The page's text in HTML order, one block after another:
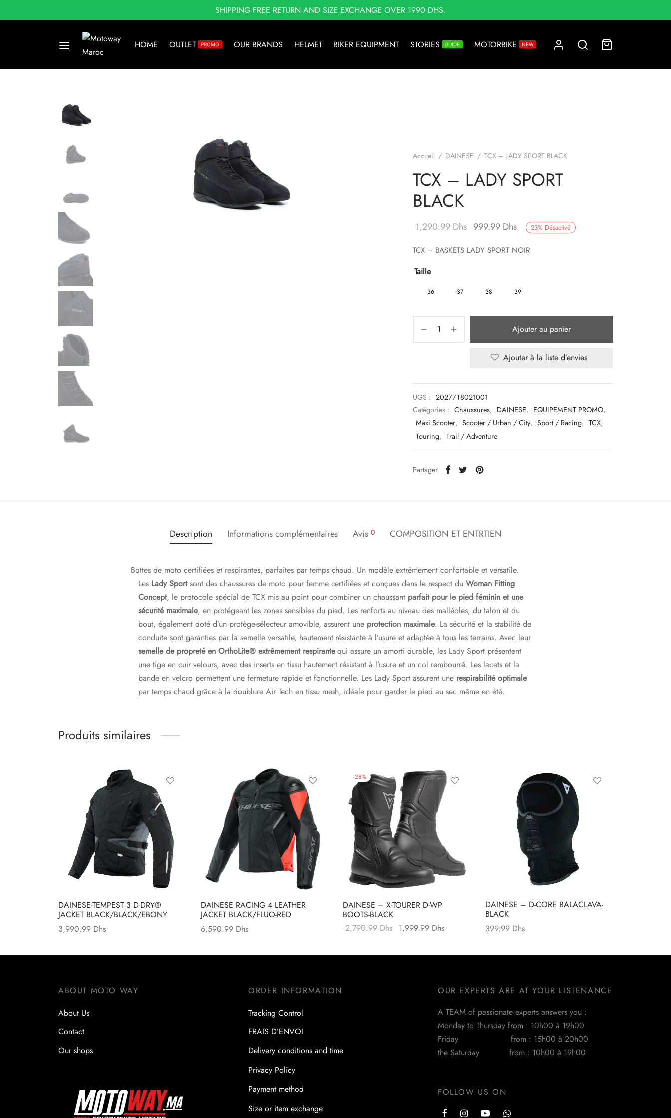
SHIPPING FREE RETURN AND SIZE EXCHANGE OVER 1990 DHS.
HOME OUTLET PROMO OUR BRANDS HELMET BIKER EQUIPMENT STORIES GUIDE MOTORBIKE NEW
Accueil / DAINESE / TCX – LADY SPORT BLACK
TCX – LADY SPORT
BLACK
1,290.99Dhs Le prix initial
1,290.99 Dhs.
999.99 Dhs Le prix
999.99 Dhs.
23% Désactivé
TCX – BASKETS LADY SPORT NOIR
Taille
36 37 38 39
Ajouter au panier
Ajouter à la liste d’envies
UGS : 20277T8021001
Catégories : Chaussures, DAINESE, EQUIPEMENT PROMO,
Maxi Scooter, Scooter / Urban / City, Sport / Racing, TCX,
Touring, Trail / Adventure
Partager
Description Informations complémentaires Avis 0 COMPOSITION ET ENTRTIEN
Bottes de moto certifiées et respirantes, parfaites par temps chaud. Un modèle extrêmement confortable et versatile.
Les Lady Sportsont des chaussures de moto pour femme certifiées et conçues dans le respect du Woman Fitting
Concept, le protocole spécial de TCX mis au point pour combiner un chaussant parfait pour le pied féminin et une
sécurité maximale, en protégeant les zones sensibles du pied. Les renforts au niveau des malléoles, du talon et du
bout, également doté d’un protège-sélecteur amovible, assurent une protection maximale. La sécurité et la stabilité de
conduite sont garanties par la semelle versatile, hautement résistante à l’usure et adaptée à tous les terrains. Avec leur
semelle de propreté en OrthoLite® extrêmement respirantequi assure un amorti durable, les Lady Sport présentent
une tige en cuir velours, avec des inserts en tissu hautement résistant à l’usure et un col rembourré. Les lacets et la
bande en velcro permettent une fermeture rapide et fonctionnelle. Les Lady Sport assurent une respirabilité optimale
par temps chaud grâce à la doublure Air Tech en tissu mesh, idéale pour garder le pied au sec même en été.
Produits similaires
DAINESE-TEMPEST 3 D-DRY®
JACKET BLACK/BLACK/EBONY
3,990.99 Dhs
DAINESE RACING 4 LEATHER
JACKET BLACK/FLUO-RED
6,590.99 Dhs
-28%
DAINESE – X-TOURER D-WP
BOOTS-BLACK
2,790.99Dhs
Le prix initial
2,790.99 Dhs.
1,999.99 Dhs Le prix actuel
1,999.99 Dhs.
DAINESE – D-CORE BALACLAVA-
BLACK
399.99 Dhs
ABOUT MOTO WAY
About Us
Contact
Our shops
ORDER INFORMATION
Tracking Control
FRAIS D’ENVOI
Delivery conditions and time
Privacy Policy
Payment method
Size or item exchange
OUR EXPERTS ARE AT YOUR LISTENANCE
A TEAM of passionate experts answers you :
Monday to Thursday from : 10h00 à 19h00
Friday from : 15h00 à 20h00
the Saturday from : 10h00 à 19h00
FOLLOW US ON